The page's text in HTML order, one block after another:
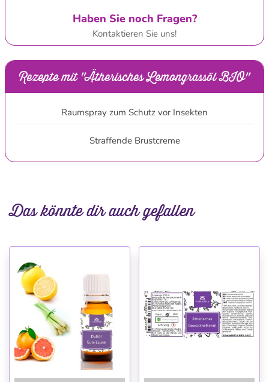
Haben Sie noch Fragen?
Kontaktieren Sie uns!
Rezepte mit "Ätherisches Lemongrassöl BIO"
Raumspray zum Schutz vor Insekten
Straffende Brustcreme
Das könnte dir auch gefallen